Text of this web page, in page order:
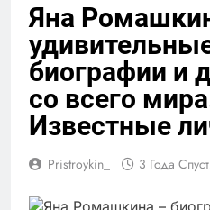
Яна
биографии и
со всего
Известные
Pristroykin_ 3 Года